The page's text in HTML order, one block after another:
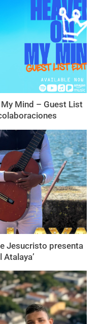
Mind – Guest List
Jesucristo presenta
Atalaya’